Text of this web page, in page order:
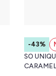
-43%
SO